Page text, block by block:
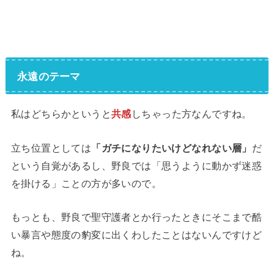
永遠のテーマ
私はどちらかというと共感しちゃった方なんですね。
立ち位置としては 「ガチになりたいけどなれない層」 だ
という自覚があるし、野良では「思うように動かず迷惑
を掛ける」ことの方が多いので。
もっとも、野良で聖守護者とか行ったときにそこまで酷
い暴言や態度の豹変に出くわしたことはないんですけど
ね。